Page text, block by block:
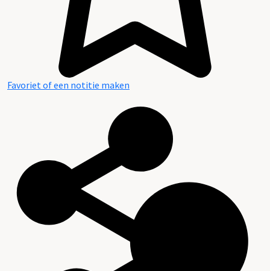
Favoriet of een notitie maken